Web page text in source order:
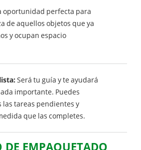
oportunidad perfecta para
de aquellos objetos que ya
y ocupan espacio
Será tu guía y te ayudará
importante. Puedes
las tareas pendientes y
que las completes.
DE EMPAQUETADO